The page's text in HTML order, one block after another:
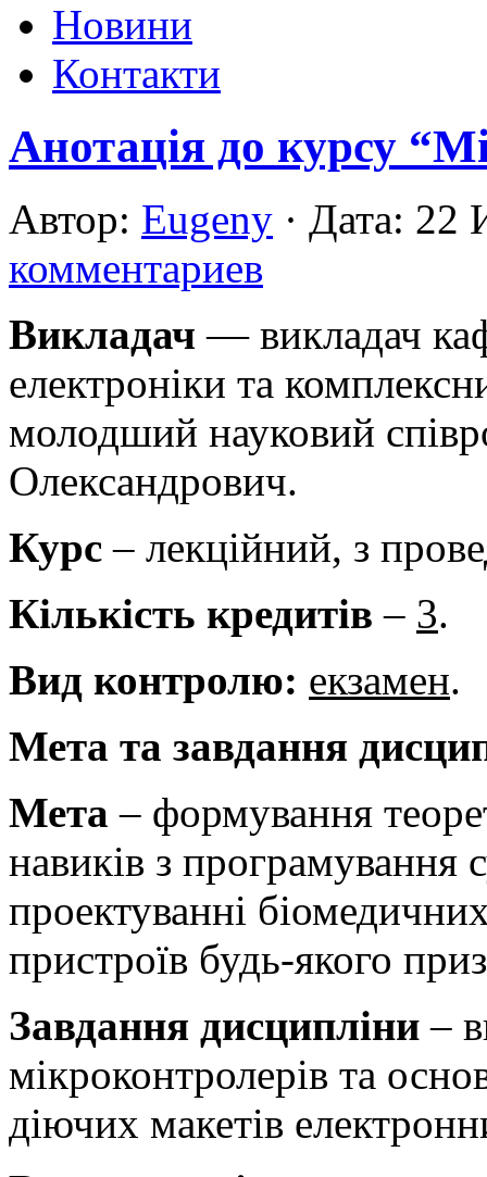
Новини
Контакти
Анотація до курсу
Автор: Eugeny · Дата:
комментариев
Викладач — викладач
електроніки та
молодший науковий
Олександрович.
Курс – лекційний, з
Кількість кредитів – 3.
Вид контролю: eкзамен.
Мета та завдання
Мета – формування
навиків з програмування
проектуванні
пристроїв будь-якого
Завдання дисципліни –
мікроконтролерів та
діючих макетів